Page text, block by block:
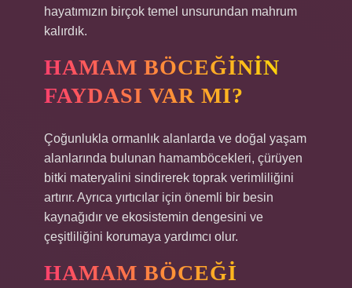
hayatımızın birçok temel unsurundan mahrum
kalırdık.
HAMAM BÖCEĞININ
FAYDASI VAR MI?
Çoğunlukla ormanlık alanlarda ve doğal yaşam
alanlarında bulunan hamamböcekleri, çürüyen
bitki materyalini sindirerek toprak verimliliğini
artırır. Ayrıca yırtıcılar için önemli bir besin
kaynağıdır ve ekosistemin dengesini ve
çeşitliliğini korumaya yardımcı olur.
HAMAM BÖCEĞI